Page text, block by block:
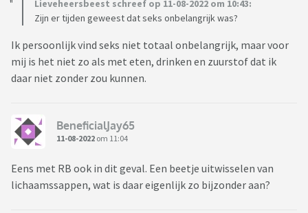
Lieveheersbeest schreef op 11-08-2022 om 10:43:
Zijn er tijden geweest dat seks onbelangrijk was?
Ik persoonlijk vind seks niet totaal onbelangrijk, maar voor
mij is het niet zo als met eten, drinken en zuurstof dat ik
daar niet zonder zou kunnen.
BeneficialJay65
11-08-2022 om 11:04
Eens met RB ook in dit geval. Een beetje uitwisselen van
lichaamssappen, wat is daar eigenlijk zo bijzonder aan?